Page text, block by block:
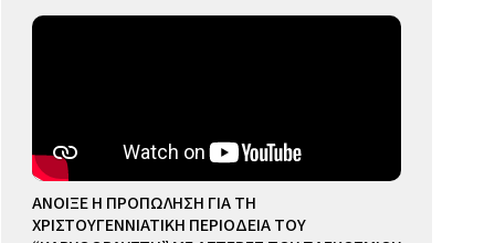
ΑΝΟΙΞΕ Η ΠΡΟΠΩΛΗΣΗ ΓΙΑ ΤΗ
ΧΡΙΣΤΟΥΓΕΝΝΙΑΤΙΚΗ ΠΕΡΙΟΔΕΙΑ ΤΟΥ